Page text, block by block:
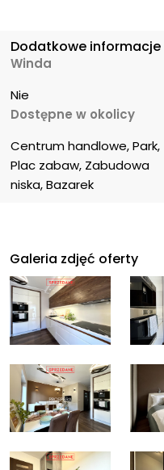
Dodatkowe informacje
Winda
Nie
Dostępne w okolicy
Centrum handlowe, Park,
Plac zabaw, Zabudowa
niska, Bazarek
Galeria zdjęć oferty